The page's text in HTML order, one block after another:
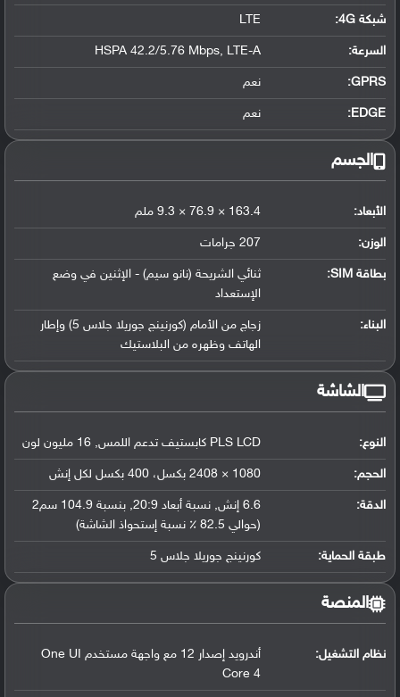
شبكة 4G :
LTE
السرعة: HSPA 42.2/5.76 Mbps, LTE-A
GPRS: نعم
EDGE: نعم
الجسم
الأبعاد: 163.4 × 76.9 × 9.3 ملم
الوزن: 207 جرامات
بطاقة SIM:
ثنائي الشريحة (نانو سيم) - الإثنين في وضع
الإستعداد
البناء:
زجاج من الأمام (كورنينج جوريلا جلاس 5) وإطار
الهاتف وظهره من البلاستيك
الشاشة
النوع: PLS LCD كابستيف تدعم اللمس, 16 مليون لون
الحجم: 1080 × 2408 بكسل، 400 بكسل لكل إنش
الدقة:
6.6 إنش, نسبة أبعاد 20:9, بنسبة 104.9 سم2
(حوالي 82.5 ٪ نسبة إستحواذ الشاشة)
طبقة الحماية: كورنينج جوريلا جلاس 5
المنصة
نظام التشغيل:
أندرويد إصدار 12 مع واجهة مستخدم One UI
Core 4